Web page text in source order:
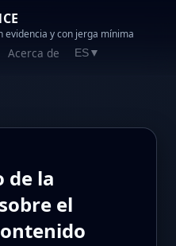
evidencia y con jerga mínima
Acerca de ES ▼
de la
el